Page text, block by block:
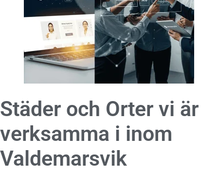
Städer och Orter vi är
verksamma i inom
Valdemarsvik